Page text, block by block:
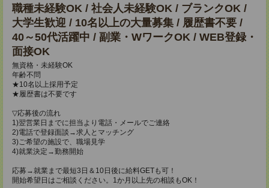
職種未経験OK / 社会人未経験OK / ブランクOK /
大学生歓迎 / 10名以上の大量募集 / 履歴書不要 /
40～50代活躍中 / 副業・WワークOK / WEB登録・
面接OK
無資格・未経験OK
年齢不問
★10名以上採用予定
★履歴書は不要です
▽応募後の流れ
1)翌営業日までに担当より電話・メールでご連絡
2)電話で登録面談→求人とマッチング
3)ご希望の施設で、職場見学
4)就業決定→勤務開始
応募→就業まで最短3日＆10日後に給料GETも可！
開始希望日はご相談ください。1か月以上先の相談もOK！